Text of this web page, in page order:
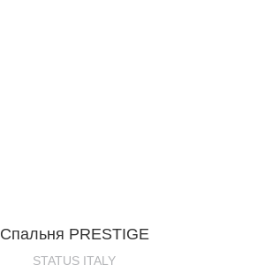
Спальня PRESTIGE
STATUS ITALY